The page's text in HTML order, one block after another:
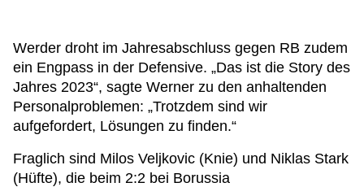
Werder droht im Jahresabschluss gegen RB zudem
ein Engpass in der Defensive. „Das ist die Story des
Jahres 2023“, sagte Werner zu den anhaltenden
Personalproblemen: „Trotzdem sind wir
aufgefordert, Lösungen zu finden.“
Fraglich sind Milos Veljkovic (Knie) und Niklas Stark
(Hüfte), die beim 2:2 bei Borussia